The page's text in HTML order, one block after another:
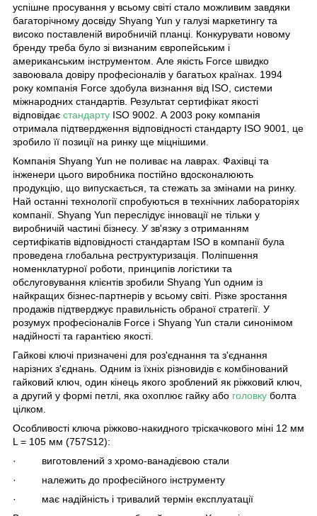
успішне просування у всьому світі стало можливим завдяки
багаторічному досвіду Shyang Yun у галузі маркетингу та
високо поставленій виробничій планці. Конкурувати новому
бренду треба було зі визнаним європейським і
американським інструментом. Але якість Force швидко
завоювала довіру професіоналів у багатьох країнах. 1994
року компанія Force здобула визнання від ISO, системи
міжнародних стандартів. Результат сертифікат якості
відповідає стандарту ISO 9002. А 2003 року компанія
отримала підтвердження відповідності стандарту ISO 9001, це
зробило її позиції на ринку ще міцнішими.
Компанія Shyang Yun не поливає на лаврах. Фахівці та
інженери цього виробника постійно вдосконалюють
продукцію, що випускається, та стежать за змінами на ринку.
Най останні технології спробуються в технічних лабораторіях
компанії. Shyang Yun переслідує інновації не тільки у
виробничій частині бізнесу. У зв'язку з отриманням
сертифікатів відповідності стандартам ISO в компанії була
проведена глобальна реструктуризація. Поліпшення
номенклатурної роботи, принципів логістики та
обслуговування клієнтів зробили Shyang Yun одним із
найкращих бізнес-партнерів у всьому світі. Різке зростання
продажів підтверджує правильність обраної стратегії. У
розумух професіоналів Force і Shyang Yun стали синонімом
надійності та гарантією якості.
Гайкові ключі призначені для роз'єднання та з'єднання
нарізних з'єднань. Одним із їхніх різновидів є комбінований
гайковий ключ, один кінець якого зроблений як ріжковий ключ,
а другий у формі петлі, яка охоплює гайку або головку болта
цілком.
Особливості ключа ріжково-накидного тріскачкового міні 12 мм
L = 105 мм (757S12):
· виготовлений з хромо-ванадієвою стали
· належить до професійного інструменту
· має надійність і тривалий термін експлуатації